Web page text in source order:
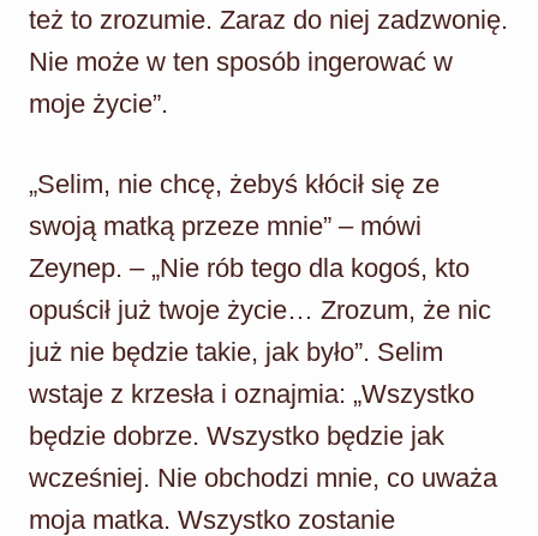
też to zrozumie. Zaraz do niej zadzwonię.
Nie może w ten sposób ingerować w
moje życie”.
„Selim, nie chcę, żebyś kłócił się ze
swoją matką przeze mnie” – mówi
Zeynep. – „Nie rób tego dla kogoś, kto
opuścił już twoje życie… Zrozum, że nic
już nie będzie takie, jak było”. Selim
wstaje z krzesła i oznajmia: „Wszystko
będzie dobrze. Wszystko będzie jak
wcześniej. Nie obchodzi mnie, co uważa
moja matka. Wszystko zostanie